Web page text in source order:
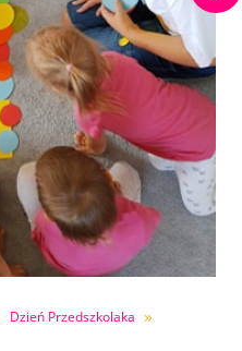
Dzień Przedszkolaka »